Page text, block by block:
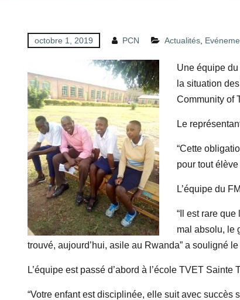
octobre 1, 2019 PCN Actualités
Une équipe
la situation
Community of
Le
“Cette
pour tout
L’équipe du
“Il est rare
mal absolu, le
trouvé, aujourd’hui, asile au Rwanda” a souligné
L’équipe est passé d’abord à l’école TVET
“Votre enfant est disciplinée, elle suit avec succès